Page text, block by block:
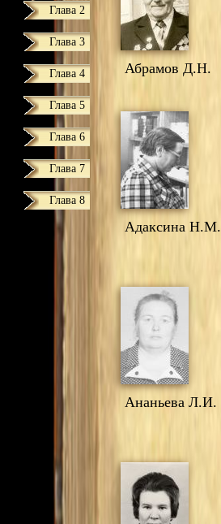
Глава 2
Глава 3
Глава 4
Глава 5
Глава 6
Глава 7
Глава 8
Абрамов Д.Н.
Адаксина Н.М.
Ананьева Л.И.